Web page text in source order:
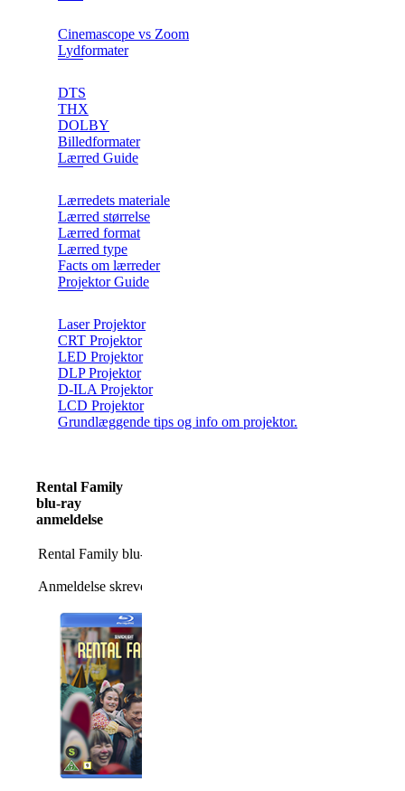
Cinemascope vs Zoom
Lydformater
DTS
THX
DOLBY
Billedformater
Lærred Guide
Lærredets materiale
Lærred størrelse
Lærred format
Lærred type
Facts om lærreder
Projektor Guide
Laser Projektor
CRT Projektor
LED Projektor
DLP Projektor
D-ILA Projektor
LCD Projektor
Grundlæggende tips og info om projektor.
Rental Family
blu-ray
anmeldelse
Rental Family blu-ray anmeldelse
Anmeldelse skrevet af Morten Stjernholm